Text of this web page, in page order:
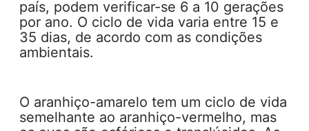
país, podem verificar-se 6 a 10 gerações
por ano. O ciclo de vida varia entre 15 e
35 dias, de acordo com as condições
ambientais.
O aranhiço-amarelo tem um ciclo de vida
semelhante ao aranhiço-vermelho, mas